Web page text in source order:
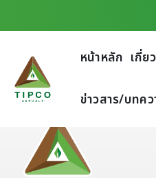
หน้าหลัก เกี่ย
ข่าวสาร/บทคว